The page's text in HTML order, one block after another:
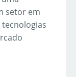
setor em